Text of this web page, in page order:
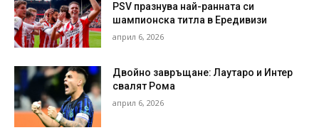
PSV празнува най-ранната си
шампионска титла в Ередивизи
април 6, 2026
Двойно завръщане: Лаутаро и Интер
свалят Рома
април 6, 2026